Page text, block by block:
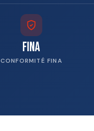
FINa
CONFORMITÉ FINA